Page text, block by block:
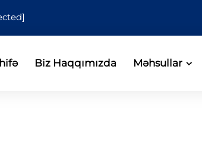
Biz Haqqımızda Məhsullar